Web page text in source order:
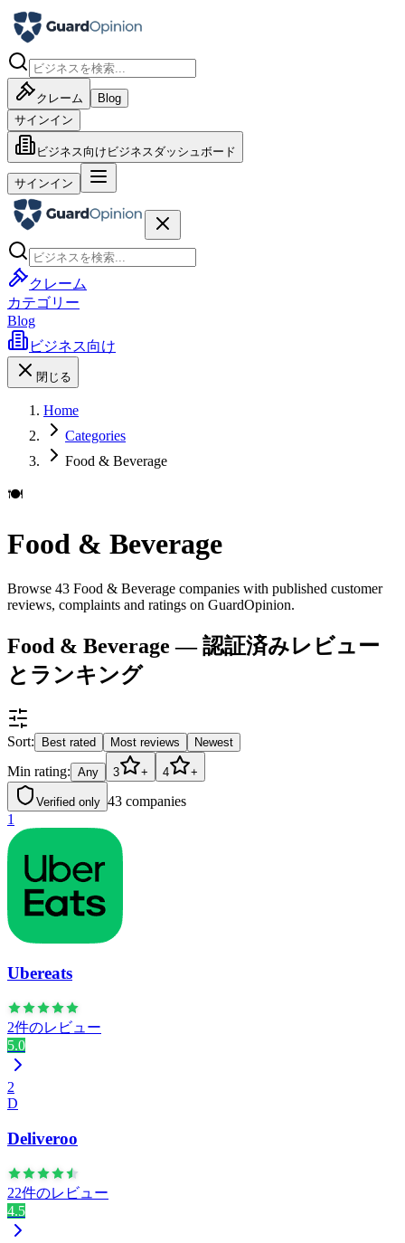
クレーム
Blog
サインイン
ビジネス向け ビジネスダッシュボード
サインイン
クレーム
カテゴリー
Blog
ビジネス向け
閉じる
Home
Categories
Food & Beverage
🍽️
Food & Beverage
Browse 43 Food & Beverage companies with published customer
reviews, complaints and ratings on GuardOpinion.
Food & Beverage — 認証済みレビュー
とランキング
Sort: Best rated Most reviews Newest
Min rating: Any 3 + 4 +
Verified only 43 companies
1
Ubereats
2件のレビュー
5.0
2
D
Deliveroo
22件のレビュー
4.5